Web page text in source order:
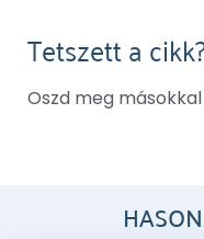
Tetszett a
Oszd meg másokkal